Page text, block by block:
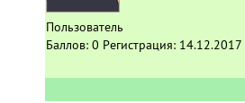
Пользователь
Баллов: 0 Регистрация: 14.12.2017